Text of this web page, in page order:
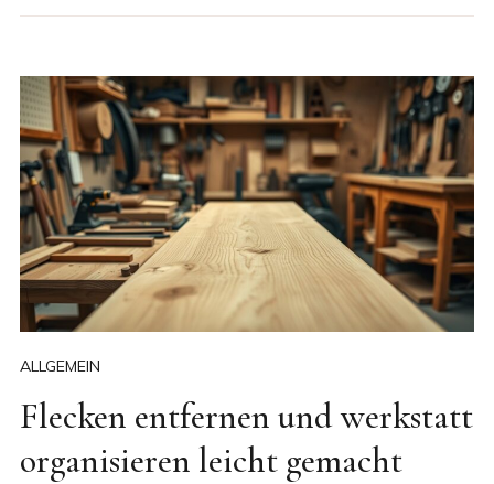
ALLGEMEIN
Flecken entfernen und werkstatt
organisieren leicht gemacht